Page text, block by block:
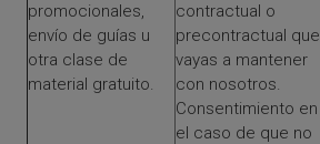
promocionales,
envío de guías u
otra clase de
material gratuito.
contractual o
precontractual que
vayas a mantener
con nosotros.
Consentimiento en
el caso de que no